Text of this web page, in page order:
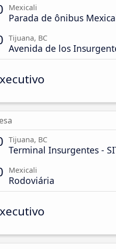
Mexicali
Parada de ônibus
Tijuana, BC
Avenida de los
Tijuana, BC
Terminal Insurgentes -
Mexicali
Rodoviária